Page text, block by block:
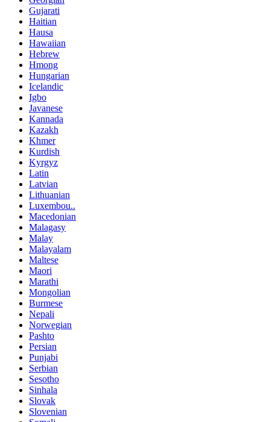
Gujarati
Haitian
Hausa
Hawaiian
Hebrew
Hmong
Hungarian
Icelandic
Igbo
Javanese
Kannada
Kazakh
Khmer
Kurdish
Kyrgyz
Latin
Latvian
Lithuanian
Luxembou..
Macedonian
Malagasy
Malay
Malayalam
Maltese
Maori
Marathi
Mongolian
Burmese
Nepali
Norwegian
Pashto
Persian
Punjabi
Serbian
Sesotho
Sinhala
Slovak
Slovenian